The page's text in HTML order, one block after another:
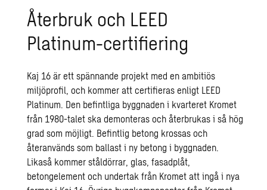
Återbruk och LEED
Platinum-certifiering
Kaj 16 är ett spännande projekt med en ambitiös
miljöprofil, och kommer att certifieras enligt LEED
Platinum. Den befintliga byggnaden i kvarteret Kromet
från 1980-talet ska demonteras och återbrukas i så hög
grad som möjligt. Befintlig betong krossas och
återanvänds som ballast i ny betong i byggnaden.
Likaså kommer ståldörrar, glas, fasadplåt,
betongelement och undertak från Kromet att ingå i nya